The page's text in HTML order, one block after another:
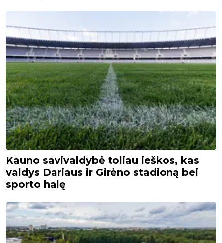
Kauno savivaldybė toliau ieškos, kas
valdys Dariaus ir Girėno stadioną bei
sporto halę